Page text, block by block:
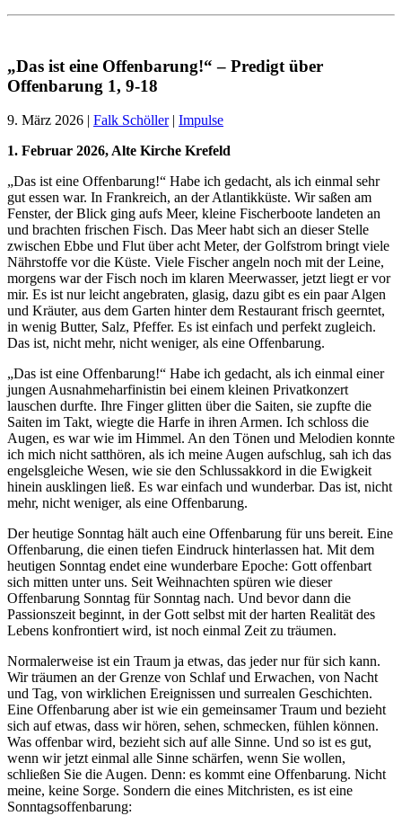
„Das ist eine Offenbarung!“ – Predigt über
Offenbarung 1, 9-18
9. März 2026 | Falk Schöller| Impulse
1. Februar 2026, Alte Kirche Krefeld
„Das ist eine Offenbarung!“ Habe ich gedacht, als ich einmal sehr
gut essen war. In Frankreich, an der Atlantikküste. Wir saßen am
Fenster, der Blick ging aufs Meer, kleine Fischerboote landeten an
und brachten frischen Fisch. Das Meer habt sich an dieser Stelle
zwischen Ebbe und Flut über acht Meter, der Golfstrom bringt viele
Nährstoffe vor die Küste. Viele Fischer angeln noch mit der Leine,
morgens war der Fisch noch im klaren Meerwasser, jetzt liegt er vor
mir. Es ist nur leicht angebraten, glasig, dazu gibt es ein paar Algen
und Kräuter, aus dem Garten hinter dem Restaurant frisch geerntet,
in wenig Butter, Salz, Pfeffer. Es ist einfach und perfekt zugleich.
Das ist, nicht mehr, nicht weniger, als eine Offenbarung.
„Das ist eine Offenbarung!“ Habe ich gedacht, als ich einmal einer
jungen Ausnahmeharfinistin bei einem kleinen Privatkonzert
lauschen durfte. Ihre Finger glitten über die Saiten, sie zupfte die
Saiten im Takt, wiegte die Harfe in ihren Armen. Ich schloss die
Augen, es war wie im Himmel. An den Tönen und Melodien konnte
ich mich nicht satthören, als ich meine Augen aufschlug, sah ich das
engelsgleiche Wesen, wie sie den Schlussakkord in die Ewigkeit
hinein ausklingen ließ. Es war einfach und wunderbar. Das ist, nicht
mehr, nicht weniger, als eine Offenbarung.
Der heutige Sonntag hält auch eine Offenbarung für uns bereit. Eine
Offenbarung, die einen tiefen Eindruck hinterlassen hat. Mit dem
heutigen Sonntag endet eine wunderbare Epoche: Gott offenbart
sich mitten unter uns. Seit Weihnachten spüren wie dieser
Offenbarung Sonntag für Sonntag nach. Und bevor dann die
Passionszeit beginnt, in der Gott selbst mit der harten Realität des
Lebens konfrontiert wird, ist noch einmal Zeit zu träumen.
Normalerweise ist ein Traum ja etwas, das jeder nur für sich kann.
Wir träumen an der Grenze von Schlaf und Erwachen, von Nacht
und Tag, von wirklichen Ereignissen und surrealen Geschichten.
Eine Offenbarung aber ist wie ein gemeinsamer Traum und bezieht
sich auf etwas, dass wir hören, sehen, schmecken, fühlen können.
Was offenbar wird, bezieht sich auf alle Sinne. Und so ist es gut,
wenn wir jetzt einmal alle Sinne schärfen, wenn Sie wollen,
schließen Sie die Augen. Denn: es kommt eine Offenbarung. Nicht
meine, keine Sorge. Sondern die eines Mitchristen, es ist eine
Sonntagsoffenbarung: